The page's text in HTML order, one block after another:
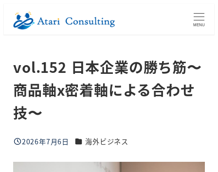
MENU
vol.152 日本企業の勝ち筋〜
商品軸x密着軸による合わせ
技〜
投稿日
2026年7月6日 ブログカテゴリー
海外ビジネス